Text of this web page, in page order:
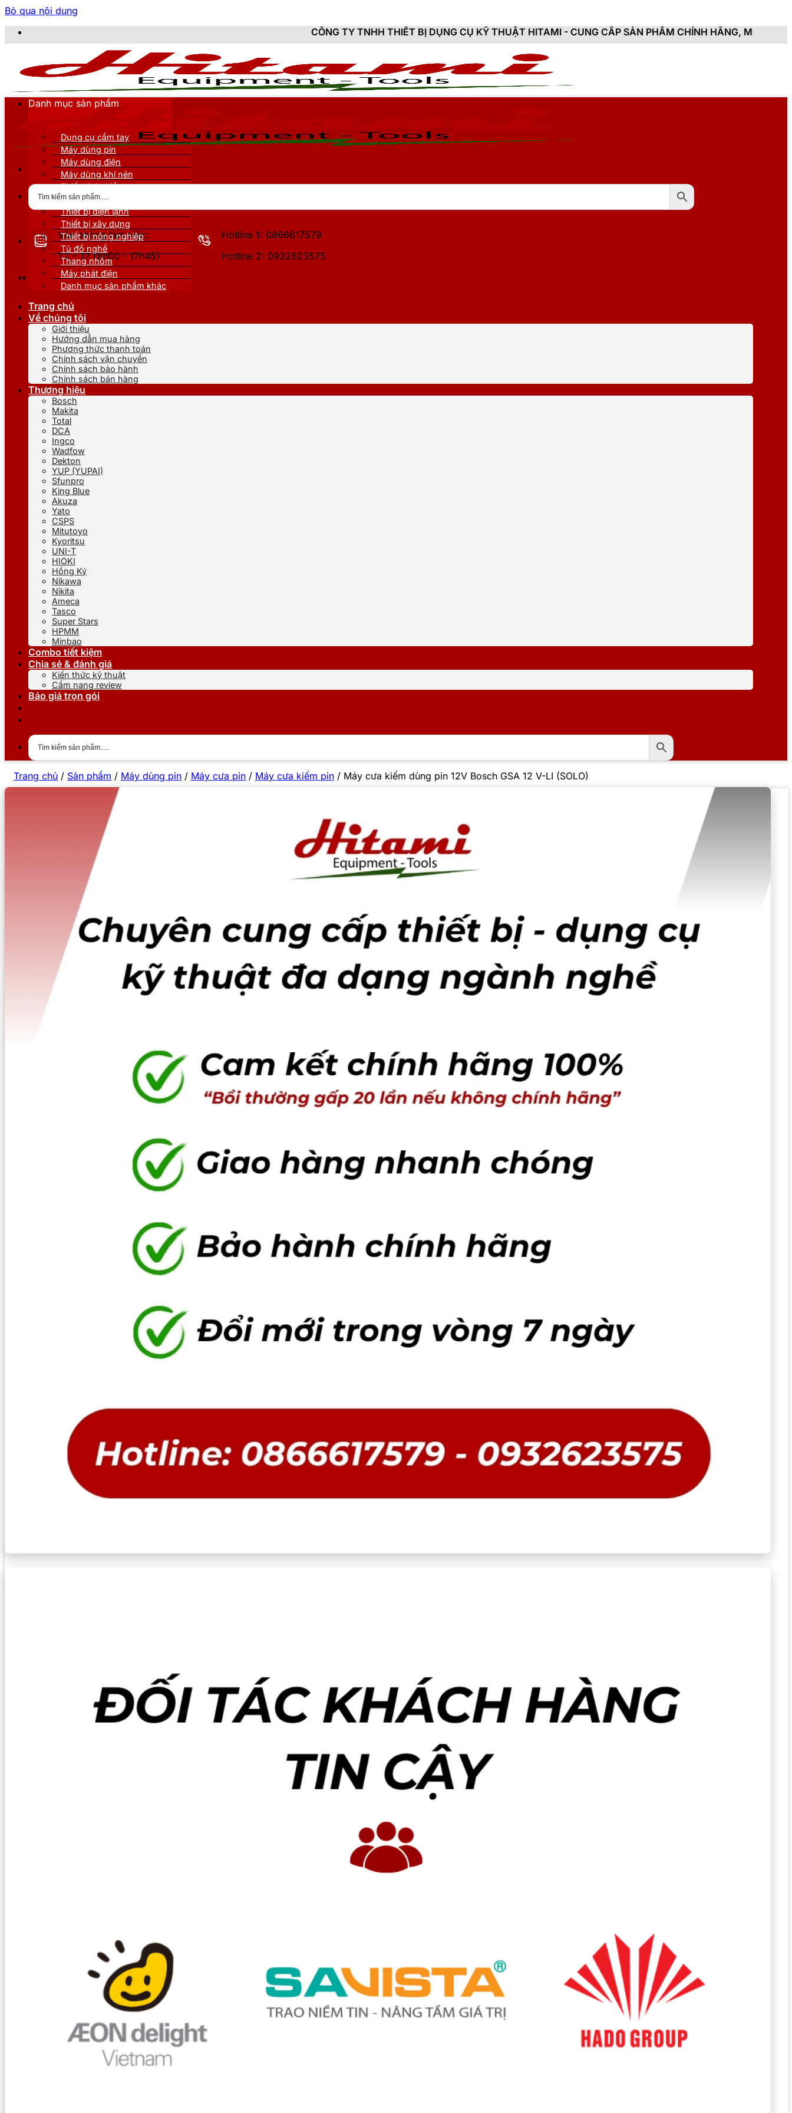
Bỏ qua nội dung
CÔNG TY TNHH THIẾT BỊ DỤNG CỤ KỸ THUẬT HITAMI - CUNG CẤP SẢN PHẨM CHÍNH HÃNG, MỚI 100%, ĐẦY ĐỦ
Văn phòng làm việc:
T2 - T7 (8h00 - 17h45)
Hotline 1: 0866617579
Hotline 2: 0932623575
Danh mục sản phẩm
Dụng cụ cầm tay
Máy dùng pin
Máy dùng điện
Máy dùng khí nén
Thiết bị đo kiểm
Thiết bị nâng đỡ
Thiết bị điện lạnh
Thiết bị xây dựng
Thiết bị nông nghiệp
Tủ đồ nghề
Thang nhôm
Máy phát điện
Danh mục sản phẩm khác
Trang chủ
Về chúng tôi
Giới thiệu
Hướng dẫn mua hàng
Phương thức thanh toán
Chính sách vận chuyển
Chính sách bảo hành
Chính sách bán hàng
Thương hiệu
Bosch
Makita
Total
DCA
Ingco
Wadfow
Dekton
YUP (YUPAI)
Sfunpro
King Blue
Akuza
Yato
CSPS
Mitutoyo
Kyoritsu
UNI-T
HIOKI
Hồng Ký
Nikawa
Nikita
Ameca
Tasco
Super Stars
HPMM
Minbao
Combo tiết kiệm
Chia sẻ & đánh giá
Kiến thức kỹ thuật
Cẩm nang review
Báo giá trọn gói
Trang chủ / Sản phẩm / Máy dùng pin / Máy cưa pin / Máy cưa kiếm pin / Máy cưa kiếm dùng pin 12V Bosch GSA 12 V-LI (SOLO)